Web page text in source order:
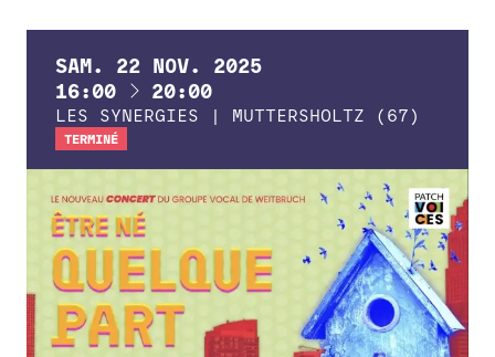
SAM. 22 NOV.
2025
16:00
À 20:00
LES SYNERGIES | MUTTERSHOLTZ (67)
TERMINÉ